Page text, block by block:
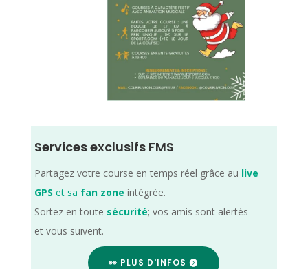
Services exclusifs FMS
Partagez votre course en temps réel grâce au live
GPS et sa fan zone intégrée.
Sortez en toute sécurité; vos amis sont alertés
et vous suivent.
👀 PLUS D'INFOS